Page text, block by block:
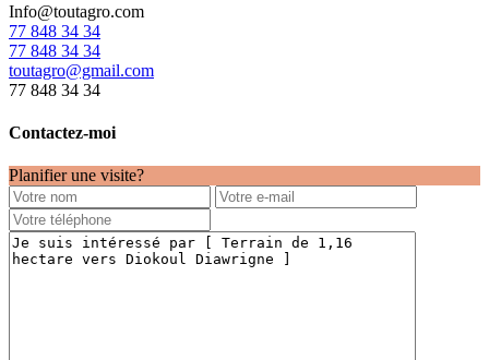
Info@toutagro.com
77 848 34 34
77 848 34 34
toutagro@gmail.com
77 848 34 34
Contactez-moi
Planifier une visite?